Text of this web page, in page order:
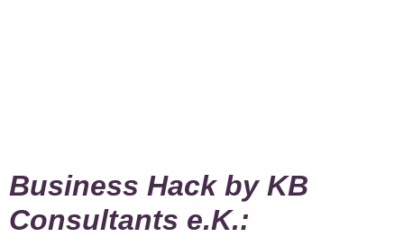
Business Hack by KB
Consultants e.K.: